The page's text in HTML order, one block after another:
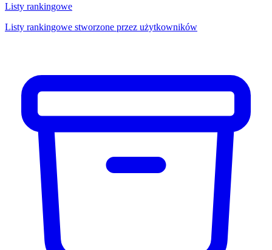
Listy rankingowe
Listy rankingowe stworzone przez użytkowników